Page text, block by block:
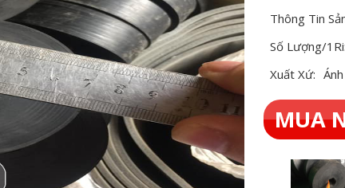
Thông Tin
Số Lượng/1Ri:
Xuất Xứ:
MUA